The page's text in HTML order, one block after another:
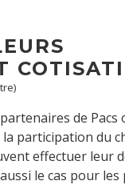
de Pacs
participation du
effectuer leur
le cas pour